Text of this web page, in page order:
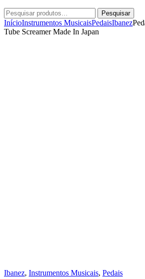
Pesquisar
por:
Pesquisar
InícioInstrumentos MusicaisPedaisIbanez
Tube Screamer Made In Japan
Ibanez, Instrumentos Musicais, Pedais